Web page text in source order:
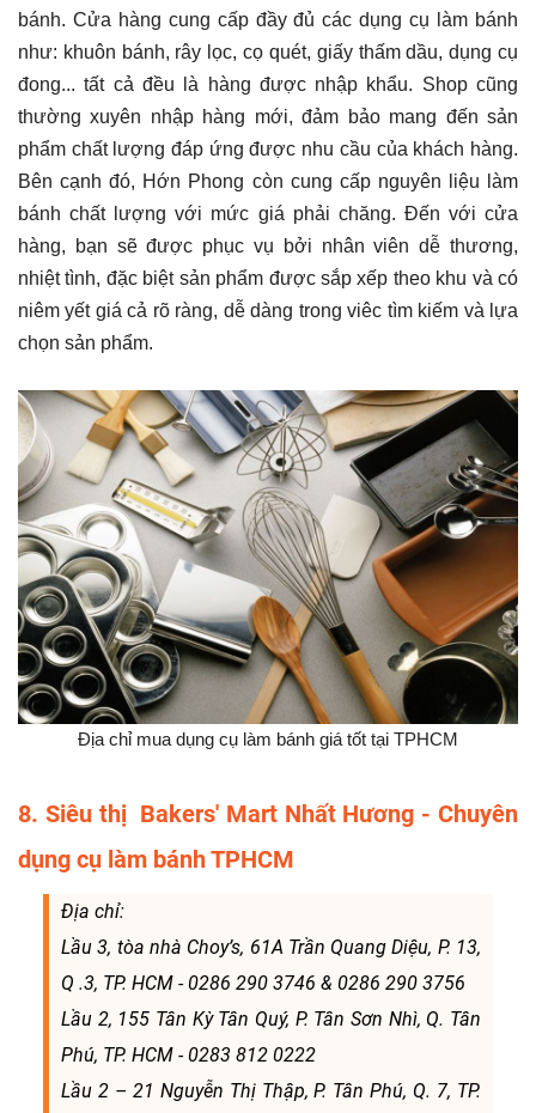
bánh. Cửa hàng cung cấp đầy đủ các dụng cụ làm bánh
như: khuôn bánh, rây lọc, cọ quét, giấy thấm dầu, dụng cụ
đong... tất cả đều là hàng được nhập khẩu. Shop cũng
thường xuyên nhập hàng mới, đảm bảo mang đến sản
phẩm chất lượng đáp ứng được nhu cầu của khách hàng.
Bên cạnh đó, Hớn Phong còn cung cấp nguyên liệu làm
bánh chất lượng với mức giá phải chăng. Đến với cửa
hàng, bạn sẽ được phục vụ bởi nhân viên dễ thương,
nhiệt tình, đặc biệt sản phẩm được sắp xếp theo khu và có
niêm yết giá cả rõ ràng, dễ dàng trong viêc tìm kiếm và lựa
chọn sản phẩm.
Địa chỉ mua dụng cụ làm bánh giá tốt tại TPHCM
8. Siêu thị Bakers' Mart Nhất Hương - Chuyên
dụng cụ làm bánh TPHCM
Địa chỉ:
Lầu 3, tòa nhà Choy’s, 61A Trần Quang Diệu, P. 13,
Q .3, TP. HCM - 0286 290 3746 & 0286 290 3756
Lầu 2, 155 Tân Kỳ Tân Quý, P. Tân Sơn Nhì, Q. Tân
Phú, TP. HCM - 0283 812 0222
Lầu 2 – 21 Nguyễn Thị Thập, P. Tân Phú, Q. 7, TP.